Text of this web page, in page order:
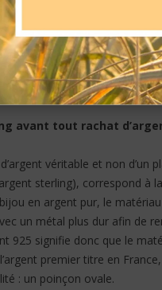
c’est très simple, il
qui lui est appliqué, si
ce poinçon sur les bijoux
bijou et sa provenance.
avant tout rachat
véritable et non d’un
sterling), correspond à
en argent pur, le
un métal plus dur afin de
925 signifie donc que le
premier titre en
: un poinçon ovale.